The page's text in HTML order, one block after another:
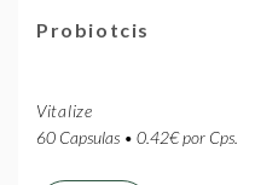
Probiotcis
Vitalize
60 Capsulas • 0.42€ por Cps.